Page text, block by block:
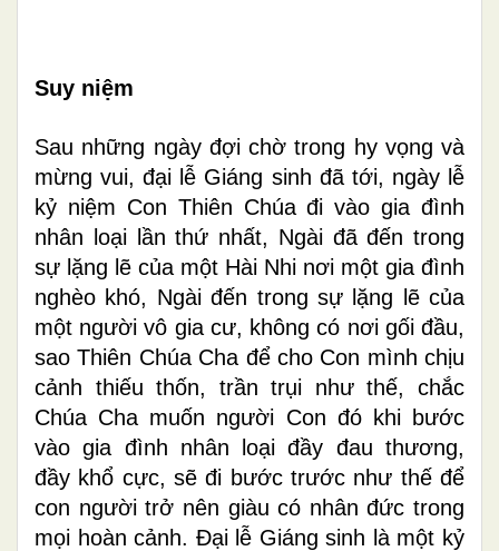
Suy niệm
Sau những ngày đợi chờ trong hy vọng và
mừng vui, đại lễ Giáng sinh đã tới, ngày lễ
kỷ niệm Con Thiên Chúa đi vào gia đình
nhân loại lần thứ nhất, Ngài đã đến trong
sự lặng lẽ của một Hài Nhi nơi một gia đình
nghèo khó, Ngài đến trong sự lặng lẽ của
một người vô gia cư, không có nơi gối đầu,
sao Thiên Chúa Cha để cho Con mình chịu
cảnh thiếu thốn, trần trụi như thế, chắc
Chúa Cha muốn người Con đó khi bước
vào gia đình nhân loại đầy đau thương,
đầy khổ cực, sẽ đi bước trước như thế để
con người trở nên giàu có nhân đức trong
mọi hoàn cảnh. Đại lễ Giáng sinh là một kỷ